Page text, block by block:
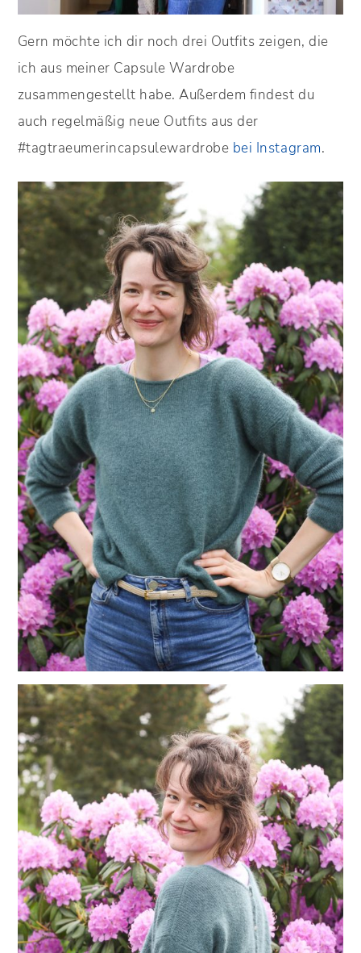
Gern möchte ich dir noch drei Outfits zeigen, die
ich aus meiner Capsule Wardrobe
zusammengestellt habe. Außerdem findest du
auch regelmäßig neue Outfits aus der
#tagtraeumerincapsulewardrobe bei Instagram.